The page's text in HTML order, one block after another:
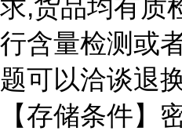
求,货品均有质
行含量检测或
题可以洽谈退换
【存储条件】